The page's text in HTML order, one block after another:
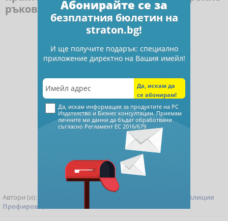
ръководство
Автори (и):
Алиция
Профирова
Абонирайте се за
безплатния бюлетин на
straton.bg!
И ще получите подарък: специално
приложение директно на Вашия имейл!
Да, искам информация за продуктите на РС
Издателство и Бизнес консултации. Приемам
личните ми данни да бъдат обработвани
съгласно Регламент ЕС 2016/679